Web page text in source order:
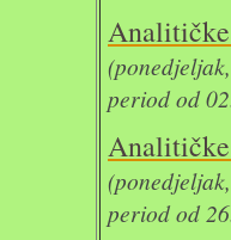
period od
period od